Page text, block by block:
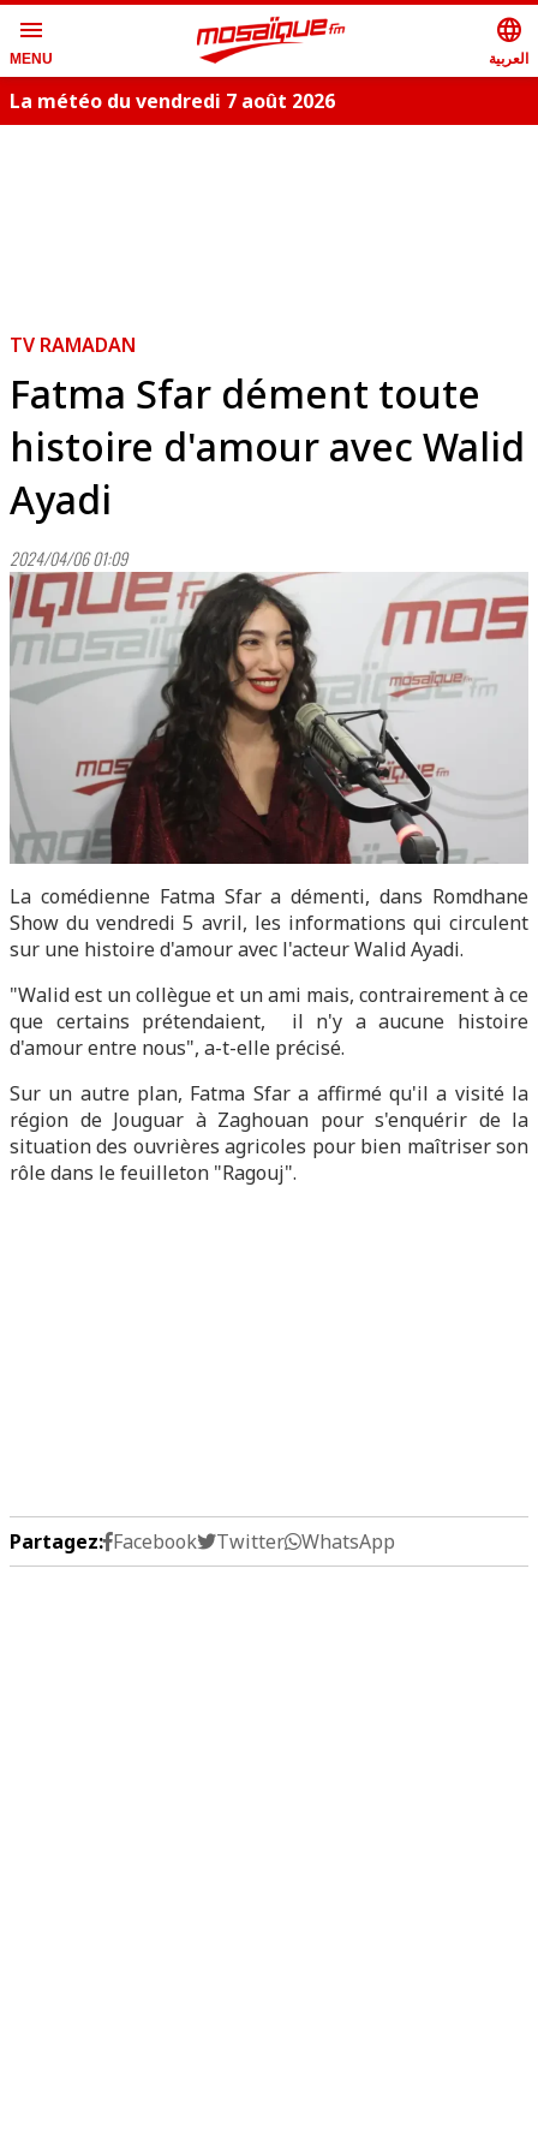
menu
MENU
language
العربية
La météo du vendredi 7 août 2026
TV RAMADAN
Fatma Sfar dément toute
histoire d'amour avec Walid
Ayadi
2024/04/06 01:09
La comédienne Fatma Sfar a démenti, dans Romdhane
Show du vendredi 5 avril, les informations qui circulent
sur une histoire d'amour avec l'acteur Walid Ayadi.
"Walid est un collègue et un ami mais, contrairement à ce
que certains prétendaient, il n'y a aucune histoire
d'amour entre nous", a-t-elle précisé.
Sur un autre plan, Fatma Sfar a affirmé qu'il a visité la
région de Jouguar à Zaghouan pour s'enquérir de la
situation des ouvrières agricoles pour bien maîtriser son
rôle dans le feuilleton "Ragouj".
Partagez: Facebook Twitter WhatsApp